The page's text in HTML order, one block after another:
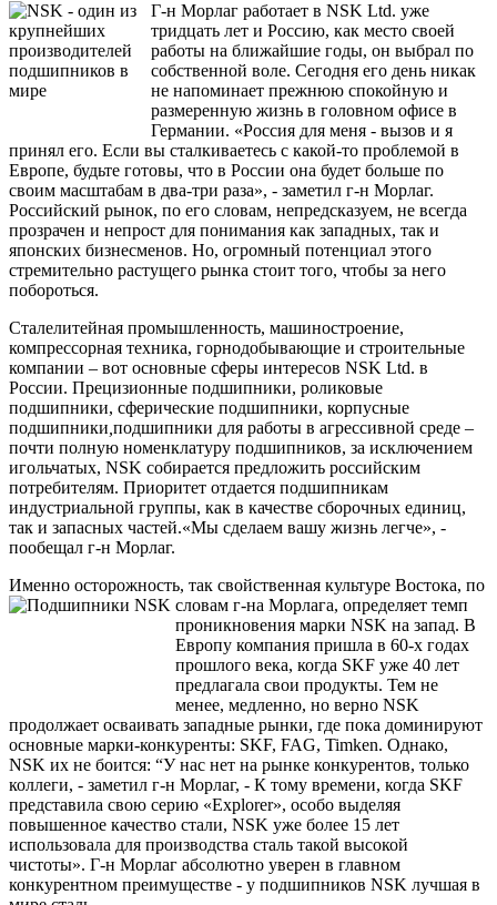
Г-н Морлаг работает в NSK Ltd. уже
тридцать лет и Россию, как место своей
работы на ближайшие годы, он выбрал по
собственной воле. Сегодня его день никак
не напоминает прежнюю спокойную и
размеренную жизнь в головном офисе в
Германии. «Россия для меня - вызов и я
принял его. Если вы сталкиваетесь с какой-то проблемой в
Европе, будьте готовы, что в России она будет больше по
своим масштабам в два-три раза», - заметил г-н Морлаг.
Российский рынок, по его словам, непредсказуем, не всегда
прозрачен и непрост для понимания как западных, так и
японских бизнесменов. Но, огромный потенциал этого
стремительно растущего рынка стоит того, чтобы за него
побороться.
Сталелитейная промышленность, машиностроение,
компрессорная техника, горнодобывающие и строительные
компании – вот основные сферы интересов NSK Ltd. в
России. Прецизионные подшипники, роликовые
подшипники, сферические подшипники, корпусные
подшипники подшипники для работы в агрессивной среде –
почти полную номенклатуру подшипников, за исключением
игольчатых, NSK собирается предложить российским
потребителям. Приоритет отдается подшипникам
индустриальной группы, как в качестве сборочных единиц,
так и запасных частей.«Мы сделаем вашу жизнь легче», -
пообещал г-н Морлаг.
Именно осторожность, так свойственная культуре Востока, по
словам г-на Морлага, определяет темп
проникновения марки NSK на запад. В
Европу компания пришла в 60-х годах
прошлого века, когда SKF уже 40 лет
предлагала свои продукты. Тем не
менее, медленно, но верно NSK
продолжает осваивать западные рынки, где пока доминируют
основные марки-конкуренты: SKF, FAG, Timken. Однако,
NSK их не боится: “У нас нет на рынке конкурентов, только
коллеги, - заметил г-н Морлаг, - К тому времени, когда SKF
представила свою серию «Explorer», особо выделяя
повышенное качество стали, NSK уже более 15 лет
использовала для производства сталь такой высокой
чистоты». Г-н Морлаг абсолютно уверен в главном
конкурентном преимуществе - у подшипников NSK лучшая в